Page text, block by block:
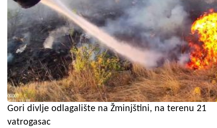
Gori divlje odlagalište na Žminjštini, na terenu 21
vatrogasac